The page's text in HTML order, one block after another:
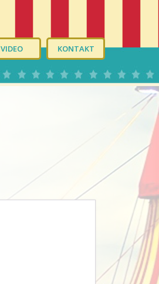
VIDEO KONTAKT